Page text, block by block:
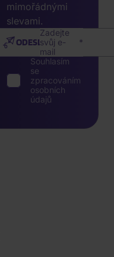
mimořádnými
slevami.
Zadejte
svůj e-
mail
ODESLAT
Souhlasím
se
zpracováním
osobních
údajů